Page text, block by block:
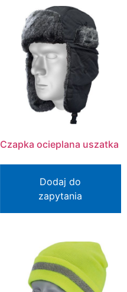
Czapka ocieplana uszatka
Dodaj do
zapytania